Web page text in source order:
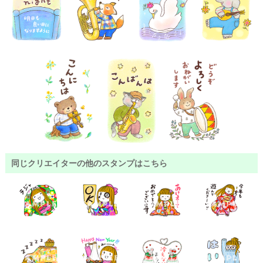
同じクリエイターの他のスタンプはこちら